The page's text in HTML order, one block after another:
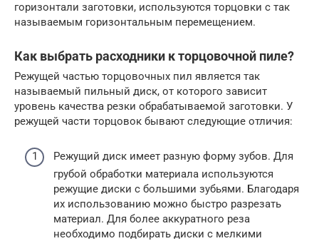
горизонтали заготовки, используются торцовки с так
называемым горизонтальным перемещением.
Как выбрать расходники к торцовочной пиле?
Режущей частью торцовочных пил является так
называемый пильный диск, от которого зависит
уровень качества резки обрабатываемой заготовки. У
режущей части торцовок бывают следующие отличия:
Режущий диск имеет разную форму зубов. Для
грубой обработки материала используются
режущие диски с большими зубьями. Благодаря
их использованию можно быстро разрезать
материал. Для более аккуратного реза
необходимо подбирать диски с мелкими